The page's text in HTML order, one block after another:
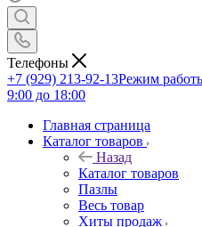
Телефоны
+7 (929) 213-92-13Режим
9:00 до 18:00
Главная страница
Каталог товаров
Назад
Каталог товаров
Пазлы
Весь товар
Хиты продаж